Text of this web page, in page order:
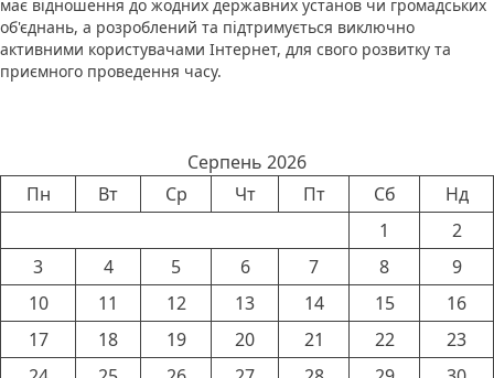
має відношення до жодних державних установ чи громадських
об'єднань, а розроблений та підтримується виключно
активними користувачами Інтернет, для свого розвитку та
приємного проведення часу.
Серпень 2026
Пн
Вт Ср Чт Пт Сб
Нд
1
2
3
4 5 6 7 8
9
10
11 12 13 14 15
16
17
18 19 20 21 22
23